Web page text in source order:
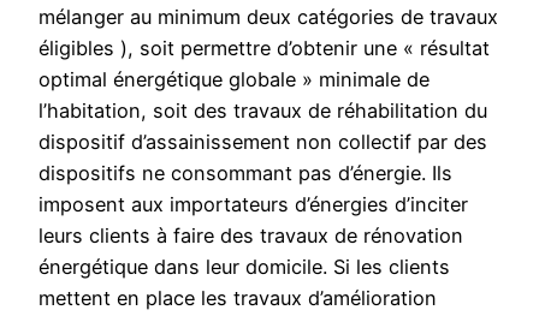
mélanger au minimum deux catégories de travaux
éligibles ), soit permettre d’obtenir une « résultat
optimal énergétique globale » minimale de
l’habitation, soit des travaux de réhabilitation du
dispositif d’assainissement non collectif par des
dispositifs ne consommant pas d’énergie. Ils
imposent aux importateurs d’énergies d’inciter
leurs clients à faire des travaux de rénovation
énergétique dans leur domicile. Si les clients
mettent en place les travaux d’amélioration